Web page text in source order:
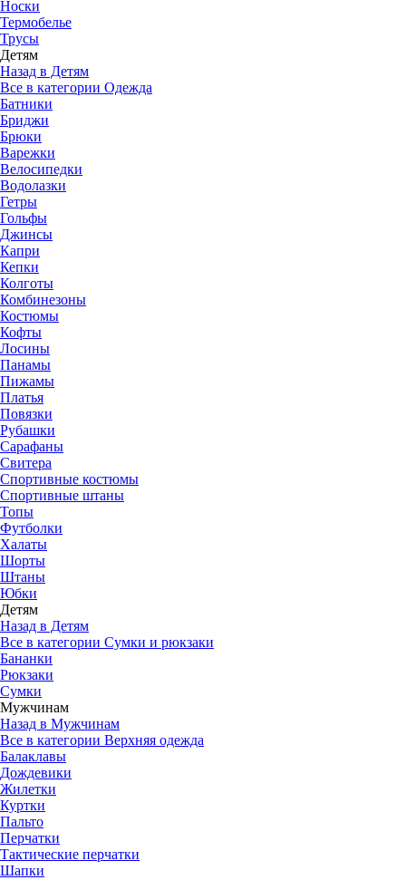
Носки
Термобелье
Трусы
Детям
Назад в Детям
Все в категории Одежда
Батники
Бриджи
Брюки
Варежки
Велосипедки
Водолазки
Гетры
Гольфы
Джинсы
Капри
Кепки
Колготы
Комбинезоны
Костюмы
Кофты
Лосины
Панамы
Пижамы
Платья
Повязки
Рубашки
Сарафаны
Свитера
Спортивные костюмы
Спортивные штаны
Топы
Футболки
Халаты
Шорты
Штаны
Юбки
Детям
Назад в Детям
Все в категории Сумки и рюкзаки
Бананки
Рюкзаки
Сумки
Мужчинам
Назад в Мужчинам
Все в категории Верхняя одежда
Балаклавы
Дождевики
Жилетки
Куртки
Пальто
Перчатки
Тактические перчатки
Шапки